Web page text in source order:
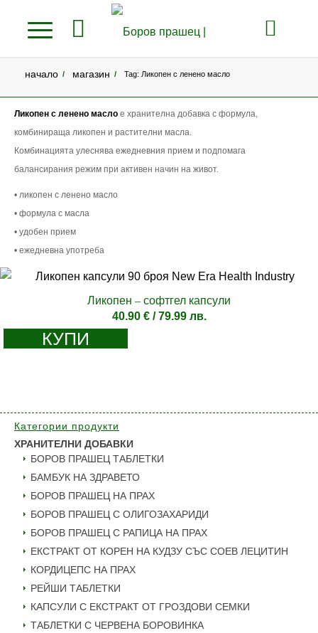
начало / магазин / Tag: Ликопен с ленено масло
Ликопен с ленено масло е хранителна добавка с формула,
комбинираща ликопен и растителни масла.
Комбинацията улеснява ежедневния прием и подпомага
балансирания режим при активен начин на живот.
• ликопен с ленено масло
• формула с масла
• удобен прием
• ежедневна употреба
Ликопен – софтгел капсули
40.90 €/ 79.99 лв.
КУПИ
Категории продукти
ХРАНИТЕЛНИ ДОБАВКИ
БОРОВ ПРАШЕЦ ТАБЛЕТКИ
БАМБУК НА ЗДРАВЕТО
БОРОВ ПРАШЕЦ НА ПРАХ
БОРОВ ПРАШЕЦ С ОЛИГОЗАХАРИДИ
БОРОВ ПРАШЕЦ С РАПИЦА НА ПРАХ
ЕКСТРАКТ ОТ КОРЕН НА КУДЗУ СЪС СОЕВ ЛЕЦИТИН
КОРДИЦЕПС НА ПРАХ
РЕЙШИ ТАБЛЕТКИ
КАПСУЛИ С ЕКСТРАКТ ОТ ГРОЗДОВИ СЕМКИ
ТАБЛЕТКИ С ЧЕРВЕНА БОРОВИНКА